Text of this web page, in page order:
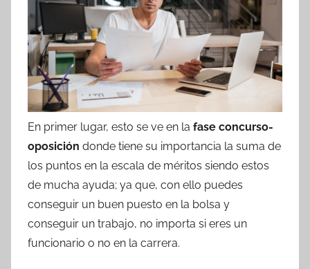
En primer lugar, esto se ve en la fase concurso-
oposición donde tiene su importancia la suma de
los puntos en la escala de méritos siendo estos
de mucha ayuda; ya que, con ello puedes
conseguir un buen puesto en la bolsa y
conseguir un trabajo, no importa si eres un
funcionario o no en la carrera.